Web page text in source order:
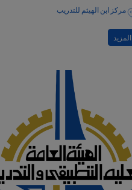
مركز ابن الهيثم للتدريب
المزيد